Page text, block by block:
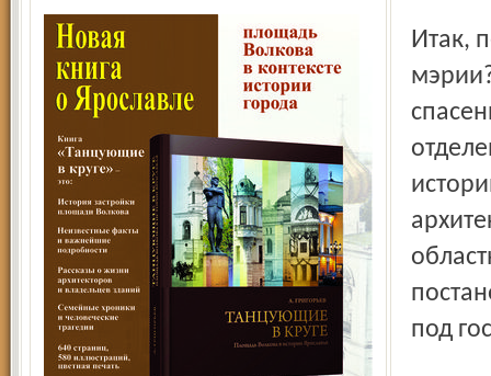
Итак, переедут сюда или не переедут департаменты
под